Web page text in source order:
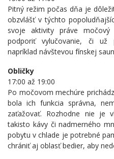
Pitný režim počas dňa je
obzvlášť v týchto
svoje aktivity práve
podporiť vylučovanie, či už
napríklad návštevou fínskej
Obličky
17:00 až 19:00
Po močovom mechúre
bola ich funkcia správna,
zaťažovať. Rozhodne nie je
takisto kávy či nadmerného
pobytu v chlade je potrebné
chrániť aj oblasť bedier, aby